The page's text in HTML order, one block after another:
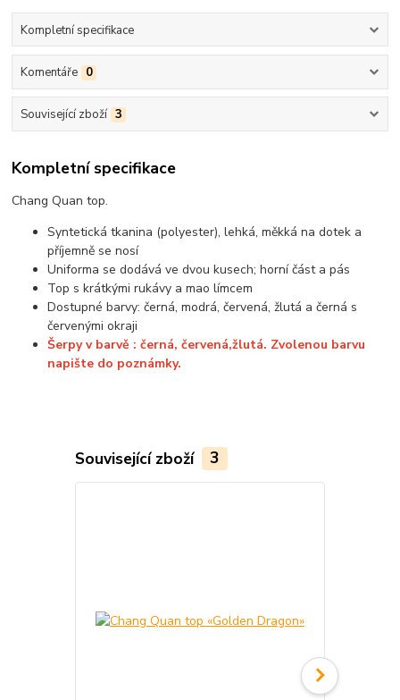
Kompletní specifikace
Komentáře 0
Související zboží 3
Kompletní specifikace
Chang Quan top.
Syntetická tkanina (polyester), lehká, měkká na dotek a
příjemně se nosí
Uniforma se dodává ve dvou kusech; horní část a pás
Top s krátkými rukávy a mao límcem
Dostupné barvy: černá, modrá, červená, žlutá a černá s
červenými okraji
Šerpy v barvě : černá, červená,žlutá. Zvolenou barvu
napište do poznámky.
Související zboží 3